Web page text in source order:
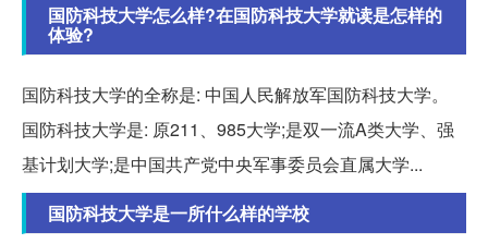
国防科技大学怎么样?在国防科技大学就读是怎样的
体验?
国防科技大学的全称是: 中国人民解放军国防科技大学。
国防科技大学是: 原211、985大学;是双一流A类大学、强
基计划大学;是中国共产党中央军事委员会直属大学...
国防科技大学是一所什么样的学校